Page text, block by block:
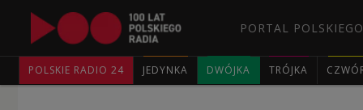
PORTAL
POLSKIE RADIO 24 JEDYNKA DWÓJKA TRÓJKA